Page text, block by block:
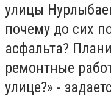
улицы
почему до сих
асфальта?
ремонтные
улице?» -